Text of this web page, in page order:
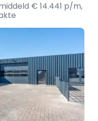
€ 14.441 p/m,